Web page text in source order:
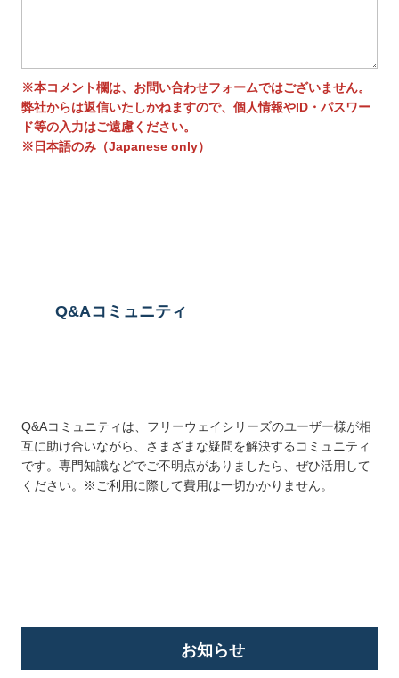
※本コメント欄は、お問い合わせフォームではございません。
弊社からは返信いたしかねますので、個人情報やID・パスワー
ド等の入力はご遠慮ください。
※日本語のみ（Japanese only）
Q&Aコミュニティ
Q&Aコミュニティは、フリーウェイシリーズのユーザー様が相
互に助け合いながら、さまざまな疑問を解決するコミュニティ
です。専門知識などでご不明点がありましたら、ぜひ活用して
ください。※ご利用に際して費用は一切かかりません。
お知らせ